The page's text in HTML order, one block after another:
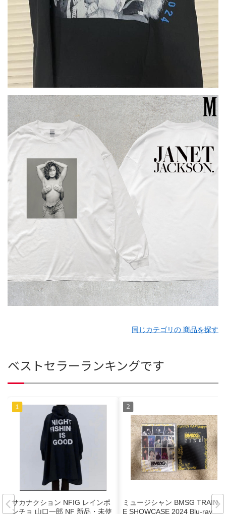
同じカテゴリの 商品を探す
ベストセラーランキングです
サカナクション NFIG レインポ
ンチョ 山口一郎 NF 新品・未使
ミュージシャン BMSG TRAINE
E SHOWCASE 2024 Blu-ray